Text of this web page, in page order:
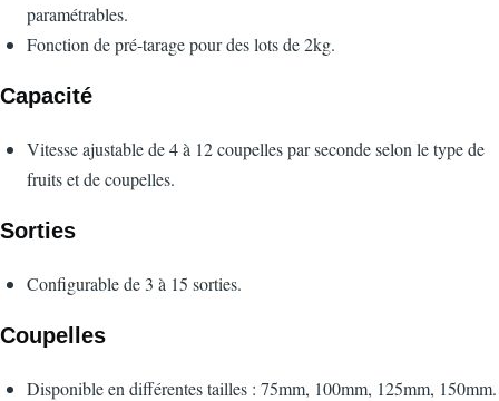
paramétrables.
Fonction de pré-tarage pour des lots de 2kg.
Capacité
Vitesse ajustable de 4 à 12 coupelles par seconde selon le type de
fruits et de coupelles.
Sorties
Configurable de 3 à 15 sorties.
Coupelles
Disponible en différentes tailles : 75mm, 100mm, 125mm, 150mm.